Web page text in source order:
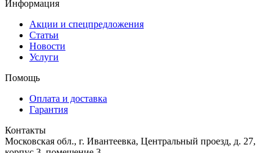
Информация
Акции и спецпредложения
Статьи
Новости
Услуги
Помощь
Оплата и доставка
Гарантия
Контакты
Московская обл., г. Ивантеевка, Центральный проезд, д. 27,